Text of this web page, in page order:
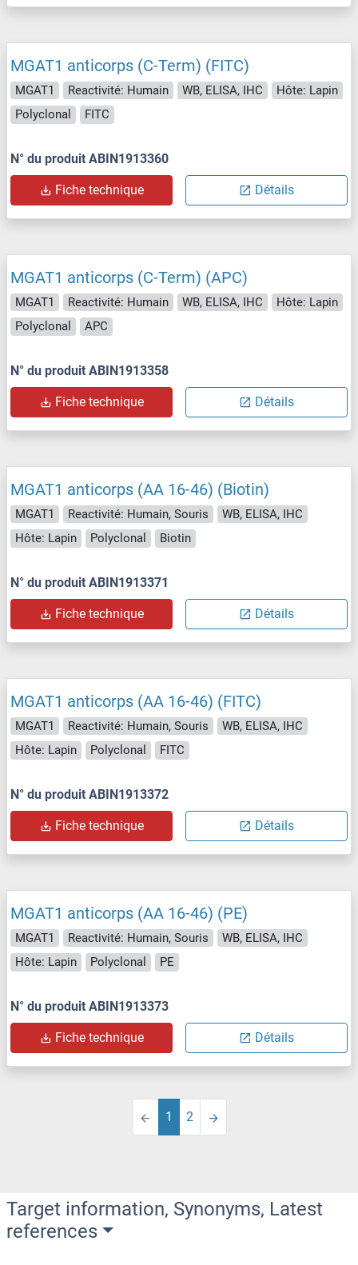
MGAT1 anticorps (C-Term) (FITC)
MGAT1 Reactivité: Humain WB, ELISA, IHC
Hôte: Lapin
Polyclonal
FITC
N° du produit ABIN1913360
Fiche technique Détails
MGAT1 anticorps (C-Term) (APC)
MGAT1 Reactivité: Humain WB, ELISA, IHC
Hôte: Lapin
Polyclonal
APC
N° du produit ABIN1913358
Fiche technique Détails
MGAT1 anticorps (AA 16-46) (Biotin)
MGAT1 Reactivité: Humain, Souris
WB, ELISA, IHC
Hôte: Lapin
Polyclonal Biotin
N° du produit ABIN1913371
Fiche technique Détails
MGAT1 anticorps (AA 16-46) (FITC)
MGAT1 Reactivité: Humain, Souris
WB, ELISA, IHC
Hôte: Lapin
Polyclonal FITC
N° du produit ABIN1913372
Fiche technique Détails
MGAT1 anticorps (AA 16-46) (PE)
MGAT1 Reactivité: Humain, Souris
WB, ELISA, IHC
Hôte: Lapin
Polyclonal PE
N° du produit ABIN1913373
Fiche technique Détails
1 2
Target information, Synonyms, Latest
references